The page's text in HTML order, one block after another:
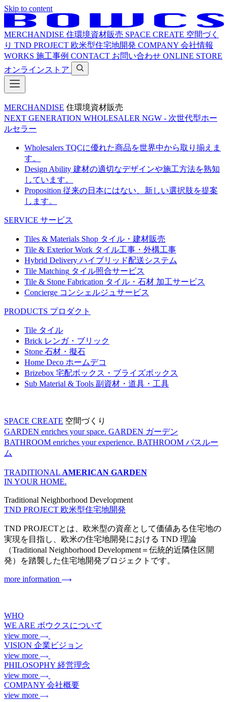
Skip to content
MERCHANDISE 住環境資材販売 SPACE CREATE 空間づく
り TND PROJECT 欧米型住宅地開発 COMPANY 会社情報
WORKS 施工事例 CONTACT お問い合わせ ONLINE STORE
オンラインストア
MERCHANDISE 住環境資材販売
NEXT GENERATION WHOLESALER NGW - 次世代型ホー
ルセラー
Wholesalers TQCに優れた商品を世界中から取り揃えま
す。
Design Ability 建材の適切なデザインや施工方法を熟知
しています。
Proposition 従来の日本にはない、新しい選択肢を提案
します。
SERVICE サービス
Tiles & Materials Shop タイル・建材販売
Tile & Exterior Work タイル工事・外構工事
Hybrid Delivery ハイブリッド配送システム
Tile Matching タイル照合サービス
Tile & Stone Fabrication タイル・石材 加工サービス
Concierge コンシェルジュサービス
PRODUCTS プロダクト
Tile タイル
Brick レンガ・ブリック
Stone 石材・擬石
Home Deco ホームデコ
Brizebox 宅配ボックス・ブライズボックス
Sub Material & Tools 副資材・道具・工具
SPACE CREATE 空間づくり
GARDEN enriches your space. GARDEN ガーデン
BATHROOM enriches your experience. BATHROOM バスルー
ム
TRADITIONAL AMERICAN GARDEN
IN YOUR HOME.
Traditional Neighborhood Development
TND PROJECT 欧米型住宅地開発
TND PROJECTとは、欧米型の資産として価値ある住宅地の
実現を目指し、欧米の住宅地開発における TND 理論
（Traditional Neighborhood Development＝伝統的近隣住区開
発）を踏襲した住宅地開発プロジェクトです。
more information
WHO
WE ARE ボウクスについて
view more
VISION 企業ビジョン
view more
PHILOSOPHY 経営理念
view more
COMPANY 会社概要
view more